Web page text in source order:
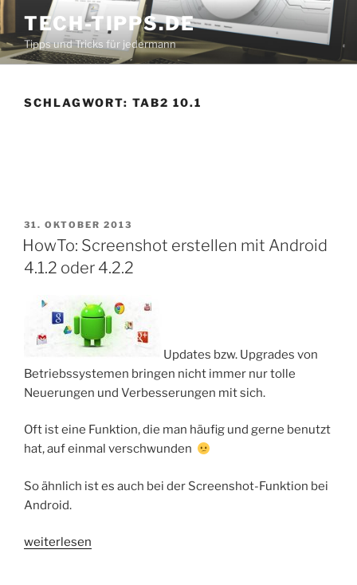
Zum
Inhalt
springen
TECH-TIPPS.DE
Tipps und Tricks für jedermann
SCHLAGWORT: TAB2 10.1
VERÖFFENTLICHT
AM
31. OKTOBER 2013
HowTo: Screenshot erstellen mit Android
4.1.2 oder 4.2.2
Updates bzw. Upgrades von
Betriebssystemen bringen nicht immer nur tolle
Neuerungen und Verbesserungen mit sich.
Oft ist eine Funktion, die man häufig und gerne benutzt
hat, auf einmal verschwunden
So ähnlich ist es auch bei der Screenshot-Funktion bei
Android.
„HowTo:
weiterlesen